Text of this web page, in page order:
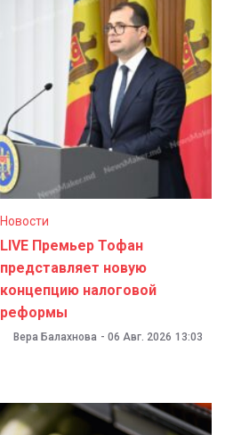
Новости
LIVE Премьер Тофан
представляет новую
концепцию налоговой
реформы
Вера Балахнова - 06 Авг. 2026 13:03